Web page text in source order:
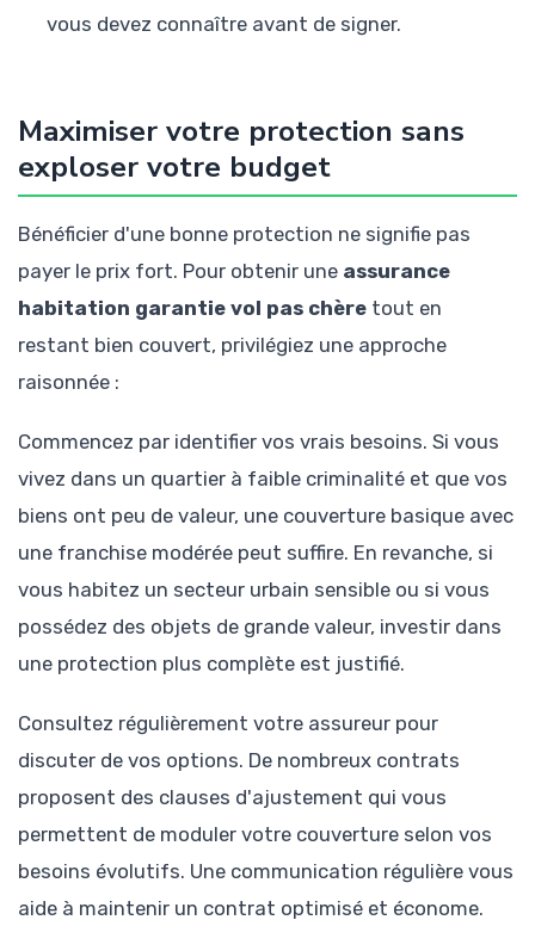
vous devez connaître avant de signer.
Maximiser votre protection sans
exploser votre budget
Bénéficier d'une bonne protection ne signifie pas
payer le prix fort. Pour obtenir une assurance
habitation garantie vol pas chère tout en
restant bien couvert, privilégiez une approche
raisonnée :
Commencez par identifier vos vrais besoins. Si vous
vivez dans un quartier à faible criminalité et que vos
biens ont peu de valeur, une couverture basique avec
une franchise modérée peut suffire. En revanche, si
vous habitez un secteur urbain sensible ou si vous
possédez des objets de grande valeur, investir dans
une protection plus complète est justifié.
Consultez régulièrement votre assureur pour
discuter de vos options. De nombreux contrats
proposent des clauses d'ajustement qui vous
permettent de moduler votre couverture selon vos
besoins évolutifs. Une communication régulière vous
aide à maintenir un contrat optimisé et économe.